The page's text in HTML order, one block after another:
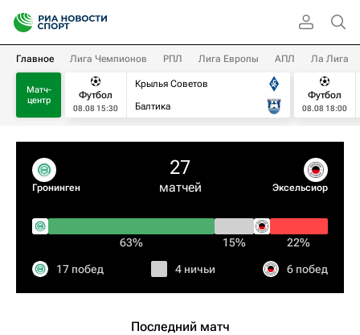
Главное Лига Чемпионов РПЛ Лига Европы АПЛ Ла Лига
Матч-
центр
Футбол
08.08 15:30
Крылья Советов
Балтика
Футбол
08.08 18:00
Гронинген
27
матчей Эксельсиор
63% 15% 22%
17 побед 4 ничьи 6 побед
Последний матч